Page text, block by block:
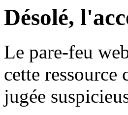
Désolé,
Le pare-feu
cette ressource
jugée